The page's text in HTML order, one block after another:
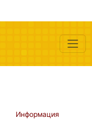
Информация